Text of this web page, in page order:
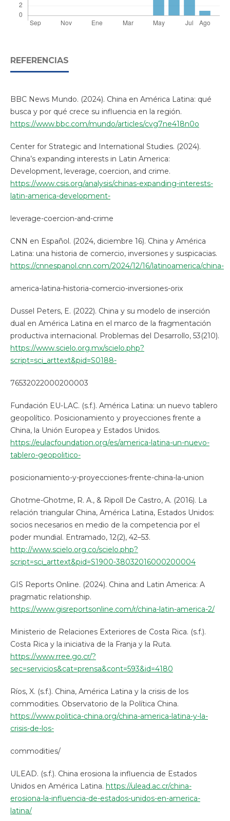
REFERENCIAS
BBC News Mundo. (2024). China en América Latina: qué
busca y por qué crece su influencia en la región.
https://www.bbc.com/mundo/articles/cvg7ne418n0o
Center for Strategic and International Studies. (2024).
China’s expanding interests in Latin America:
Development, leverage, coercion, and crime.
https://www.csis.org/analysis/chinas-expanding-interests-
latin-america-development-
leverage-coercion-and-crime
CNN en Español. (2024, diciembre 16). China y América
Latina: una historia de comercio, inversiones y suspicacias.
https://cnnespanol.cnn.com/2024/12/16/latinoamerica/china-
america-latina-historia-comercio-inversiones-orix
Dussel Peters, E. (2022). China y su modelo de inserción
dual en América Latina en el marco de la fragmentación
productiva internacional. Problemas del Desarrollo, 53(210).
https://www.scielo.org.mx/scielo.php?
script=sci_arttext&pid=S0188-
76532022000200003
Fundación EU-LAC. (s.f.). América Latina: un nuevo tablero
geopolítico. Posicionamiento y proyecciones frente a
China, la Unión Europea y Estados Unidos.
https://eulacfoundation.org/es/america-latina-un-nuevo-
tablero-geopolitico-
posicionamiento-y-proyecciones-frente-china-la-union
Ghotme-Ghotme, R. A., & Ripoll De Castro, A. (2016). La
relación triangular China, América Latina, Estados Unidos:
socios necesarios en medio de la competencia por el
poder mundial. Entramado, 12(2), 42–53.
http://www.scielo.org.co/scielo.php?
script=sci_arttext&pid=S1900-38032016000200004
GIS Reports Online. (2024). China and Latin America: A
pragmatic relationship.
https://www.gisreportsonline.com/r/china-latin-america-2/
Ministerio de Relaciones Exteriores de Costa Rica. (s.f.).
Costa Rica y la iniciativa de la Franja y la Ruta.
https://www.rree.go.cr/?
sec=servicios&cat=prensa&cont=593&id=4180
Ríos, X. (s.f.). China, América Latina y la crisis de los
commodities. Observatorio de la Política China.
https://www.politica-china.org/china-america-latina-y-la-
crisis-de-los-
commodities/
ULEAD. (s.f.). China erosiona la influencia de Estados
Unidos en América Latina. https://ulead.ac.cr/china-
erosiona-la-influencia-de-estados-unidos-en-america-
latina/